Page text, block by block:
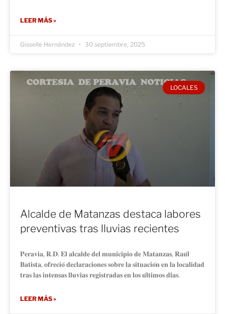
LEER MÁS »
Gisselle Hernández 30 septiembre, 2025
LOCALES
Alcalde de Matanzas destaca labores
preventivas tras lluvias recientes
𝐏𝐞𝐫𝐚𝐯𝐢𝐚, 𝐑.𝐃. 𝐄𝐥 𝐚𝐥𝐜𝐚𝐥𝐝𝐞 𝐝𝐞𝐥 𝐦𝐮𝐧𝐢𝐜𝐢𝐩𝐢𝐨 𝐝𝐞 𝐌𝐚𝐭𝐚𝐧𝐳𝐚𝐬, 𝐑𝐚𝐮́𝐥
𝐁𝐚𝐭𝐢𝐬𝐭𝐚, 𝐨𝐟𝐫𝐞𝐜𝐢𝐨́ 𝐝𝐞𝐜𝐥𝐚𝐫𝐚𝐜𝐢𝐨𝐧𝐞𝐬 𝐬𝐨𝐛𝐫𝐞 𝐥𝐚 𝐬𝐢𝐭𝐮𝐚𝐜𝐢𝐨́𝐧 𝐞𝐧 𝐥𝐚 𝐥𝐨𝐜𝐚𝐥𝐢𝐝𝐚𝐝
𝐭𝐫𝐚𝐬 𝐥𝐚𝐬 𝐢𝐧𝐭𝐞𝐧𝐬𝐚𝐬 𝐥𝐥𝐮𝐯𝐢𝐚𝐬 𝐫𝐞𝐠𝐢𝐬𝐭𝐫𝐚𝐝𝐚𝐬 𝐞𝐧 𝐥𝐨𝐬 𝐮́𝐥𝐭𝐢𝐦𝐨𝐬 𝐝𝐢́𝐚𝐬.
LEER MÁS »